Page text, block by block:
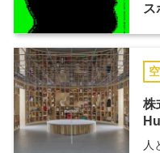
ス
株
人